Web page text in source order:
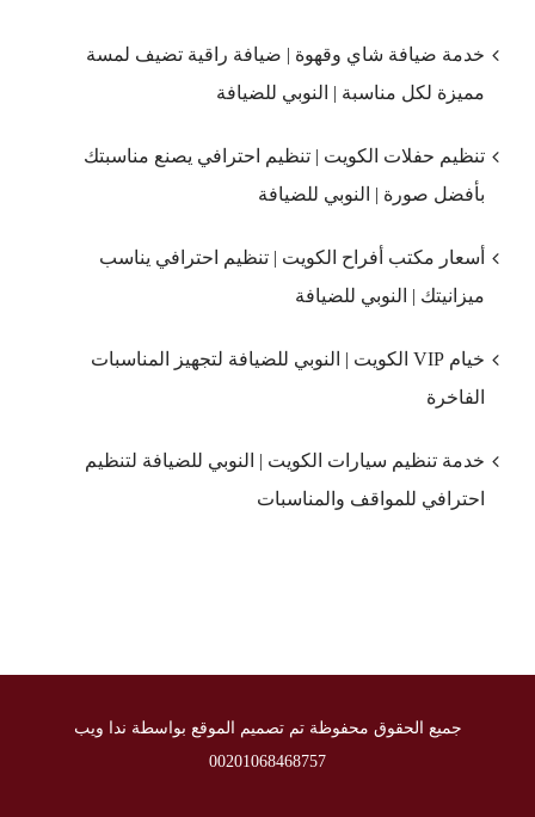
خدمة ضيافة شاي وقهوة | ضيافة راقية تضيف لمسة
مميزة لكل مناسبة | النوبي للضيافة
تنظيم حفلات الكويت | تنظيم احترافي يصنع مناسبتك
بأفضل صورة | النوبي للضيافة
أسعار مكتب أفراح الكويت | تنظيم احترافي يناسب
ميزانيتك | النوبي للضيافة
خيام VIP الكويت | النوبي للضيافة لتجهيز المناسبات
الفاخرة
خدمة تنظيم سيارات الكويت | النوبي للضيافة لتنظيم
احترافي للمواقف والمناسبات
جميع الحقوق محفوظة تم تصميم الموقع بواسطة ندا ويب
00201068468757